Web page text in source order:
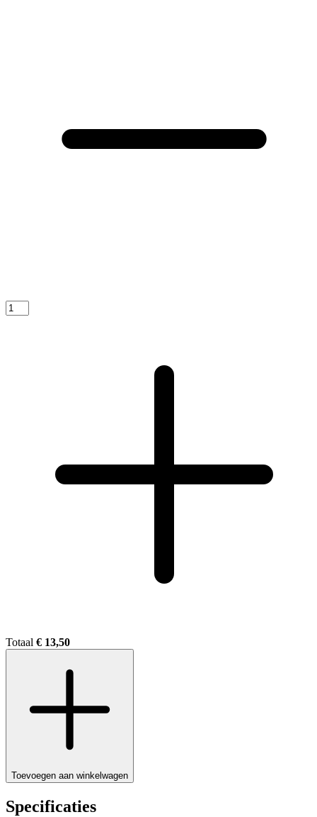
Totaal € 13,50
Toevoegen aan winkelwagen
Specificaties